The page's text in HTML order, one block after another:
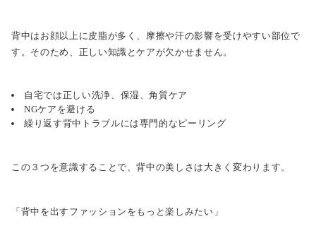
背中はお顔以上に皮脂が多く、摩擦や汗の影響を受けやすい部位で
す。そのため、正しい知識とケアが欠かせません。
自宅では正しい洗浄、保湿、角質ケア
NGケアを避ける
繰り返す背中トラブルには専門的なピーリング
この３つを意識することで、背中の美しさは大きく変わります。
「背中を出すファッションをもっと楽しみたい」